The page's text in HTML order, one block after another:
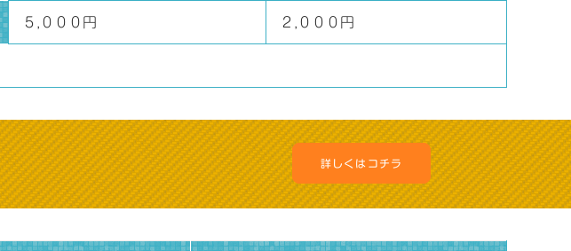
５,０００円 ２,０００円
詳しくはコチラ